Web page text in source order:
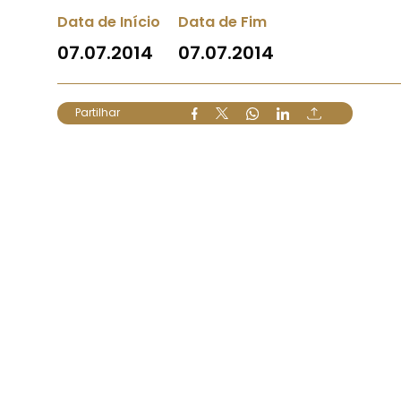
Data de Início
07.07.2014
Data de Fim
07.07.2014
Partilhar